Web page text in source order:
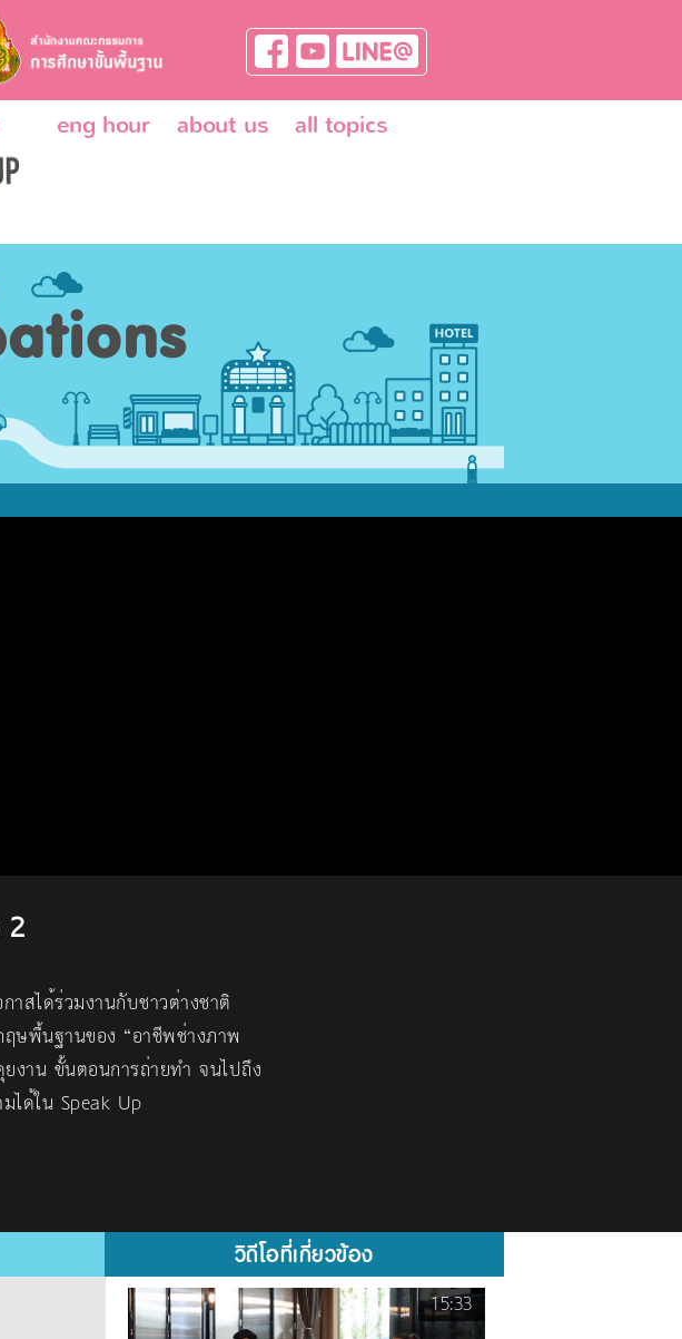
eng hour about us all topics
สได้ร่วมงานกับชาวต่างชาติ
ษพื้นฐานของ “อาชีพช่างภาพ
งาน ขั้นตอนการถ่ายทำ จนไปถึง
ได้ใน Speak Up
วิดีโอที่เกี่ยวข้อง
15:33